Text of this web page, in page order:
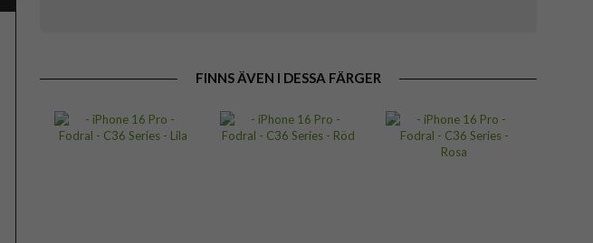
FINNS ÄVEN I DESSA FÄRGER